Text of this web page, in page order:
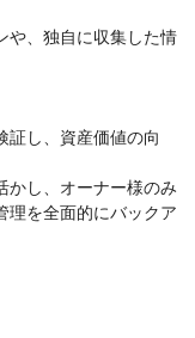
や、独自に収集した情
証し、資産価値の向
かし、オーナー様のみ
理を全面的にバックア